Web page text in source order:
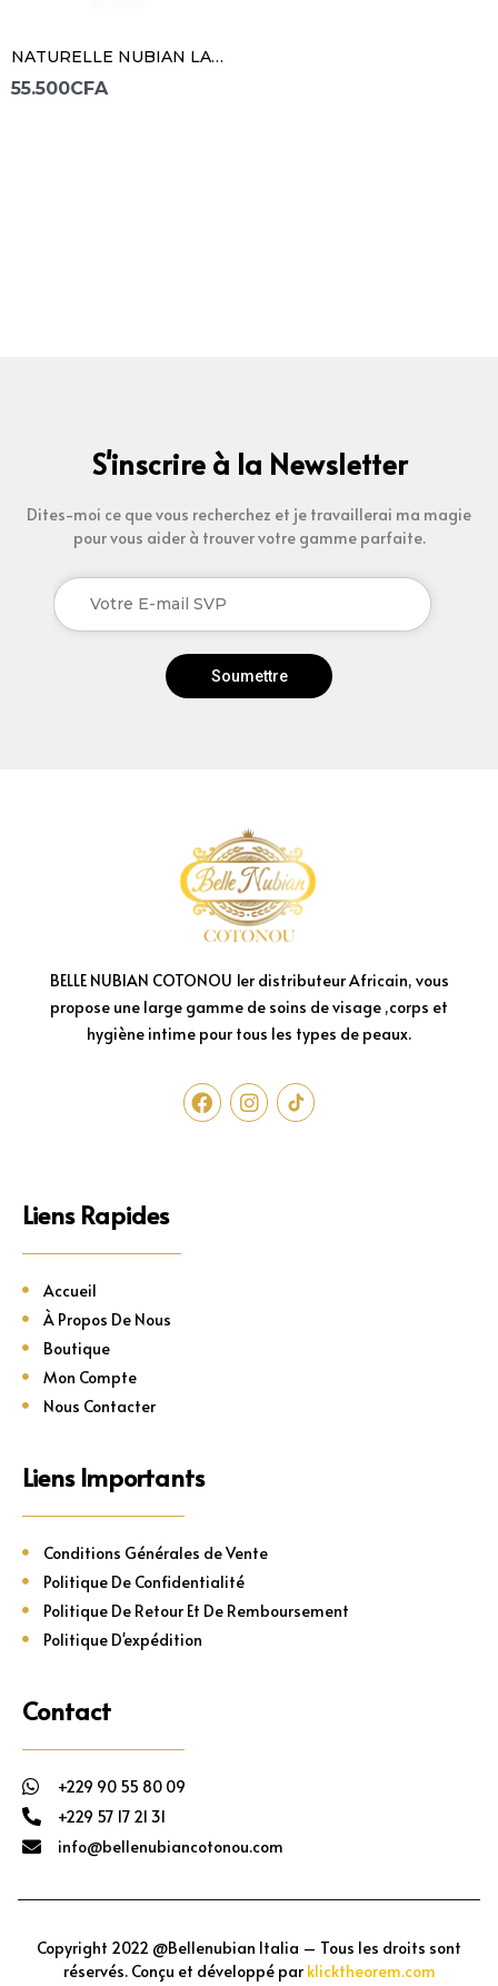
NATURELLE NUBIAN LAIT POUR LE CORPS NUBIAN
55.500CFA
S'inscrire à la Newsletter
Dites-moi ce que vous recherchez et je travaillerai ma magie
pour vous aider à trouver votre gamme parfaite.
Soumettre
BELLE NUBIAN COTONOU 1er distributeur Africain, vous
propose une large gamme de soins de visage ,corps et
hygiène intime pour tous les types de peaux.
Liens Rapides
Accueil
À Propos De Nous
Boutique
Mon Compte
Nous Contacter
Liens Importants
Conditions Générales de Vente
Politique De Confidentialité
Politique De Retour Et De Remboursement
Politique D'expédition
Contact
+229 90 55 80 09
+229 57 17 21 31
info@bellenubiancotonou.com
Copyright 2022 @Bellenubian Italia – Tous les droits sont
réservés. Conçu et développé par klicktheorem.com